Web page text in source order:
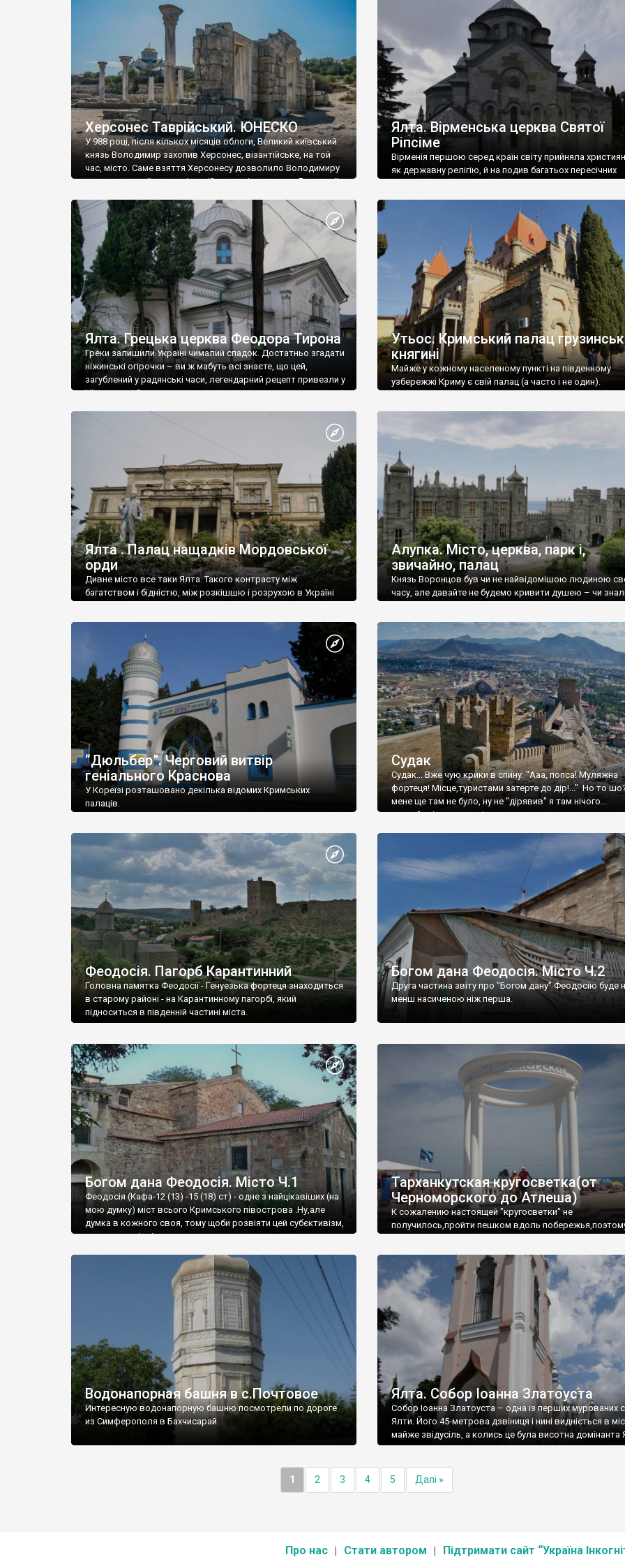
візантійської доби. Раритети викрадені з фондів об’єкту
культурної спадщини ЮНЕСКО «Херсонеса Таврійського».
Офіційно – на виставку «Золото Візантії», але експерти та
влада в Україні вважають це лише […]
називаються «повстяками» (postaki)…” “Вино. Крим
виробляє відмінне вино і його вдосталь: воно все
легке біле і дуже […]
Херсонес Таврійський. ЮНЕСКО
У 988 році, після кількох місяців облоги, Великий київський
князь Володимир захопив Херсонес, візантійське, на той
час, місто. Саме взяття Херсонесу дозволило Володимиру
диктувати свої умови візантійському імператору Василю ІІ,
Херсонесі Володимир-язичник, став Василем-
християнином. А потім було Хрещення Русі. На честь
Херсонесу Таврійського названо місто […]
Ялта. Вірменська церква Святої
Ріпсіме
Вірменія першою серед країн світу прийняла
як державну релігію, й на подив багатьох пересічних
Ялта. Грецька церква Феодора Тирона
Греки залишили Україні чималий спадок. Достатньо згадати
ніжинські огірочки – ви ж мабуть всі знаєте, що цей,
загублений у радянські часи, легендарний рецепт привезли у
Ніжин греки?
Утьос. Кримський палац
княгині
Майже у кожному населеному пункті на південному
узбережжі Криму є свій палац (а часто і не один).
Ялта . Палац нащадків Мордовської
орди
Дивне місто все таки Ялта. Такого контрасту між
багатством і бідністю, між розкішшю і розрухою в Україні
Алупка. Місто, церква, парк і,
звичайно, палац
Князь Воронцов був чи не найвідомішою людиною
часу, але давайте не будемо кривити душею – чи
“Дюльбер”. Черговий витвір
геніального Краснова
У Кореїзі розташовано декілька відомих Кримських
палаців.
Судак
Судак... Вже чую крики в спину: "Ааа, попса! Муляжна
фортеця! Місце,туристами затерте до дір!..." Но то
мене ще там не було, ну не "дірявив" я там нічого...
принаймні до цього літа.
Феодосія. Пагорб Карантинний
Головна памятка Феодосії - Генуезька фортеця знаходиться
в старому районі - на Карантинному пагорбі, який
підноситься в південній частині міста.
Богом дана Феодосія. Місто Ч.2
Друга частина звіту про "Богом дану" Феодосію буде
менш насиченою ніж перша.
Богом дана Феодосія. Місто Ч.1
Феодосія (Кафа-12 (13) -15 (18) ст) - одне з найцікавіших (на
мою думку) міст всього Кримського півострова .Ну,але
думка в кожного своя, тому щоби розвіяти цей субєктивізм,
запрошую відвідати це
Тарханкутская кругосветка(от
Черноморского до Атлеша)
К сожалению настоящей "кругосветки" не
получилось,пройти пешком вдоль
Водонапорная башня в с.Почтовое
Интересную водонапорную башню посмотрели по дороге
из Симферополя в Бахчисарай.
Ялта. Собор Іоанна Златоуста
Собор Іоанна Златоуста – одна із перших мурованих
Ялти. Його 45-метрова дзвіниця і нині видніється в
майже звідусіль, а колись це була висотна домінанта
1 2 3 4 5 Далі »
Про нас Стати автором Підтримати сайт “Україна